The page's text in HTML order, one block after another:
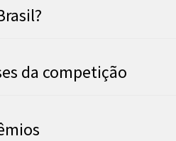
da competição